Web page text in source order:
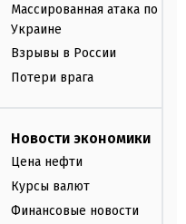
Массированная атака по
Украине
Взрывы в России
Потери врага
Новости экономики
Цена нефти
Курсы валют
Финансовые новости